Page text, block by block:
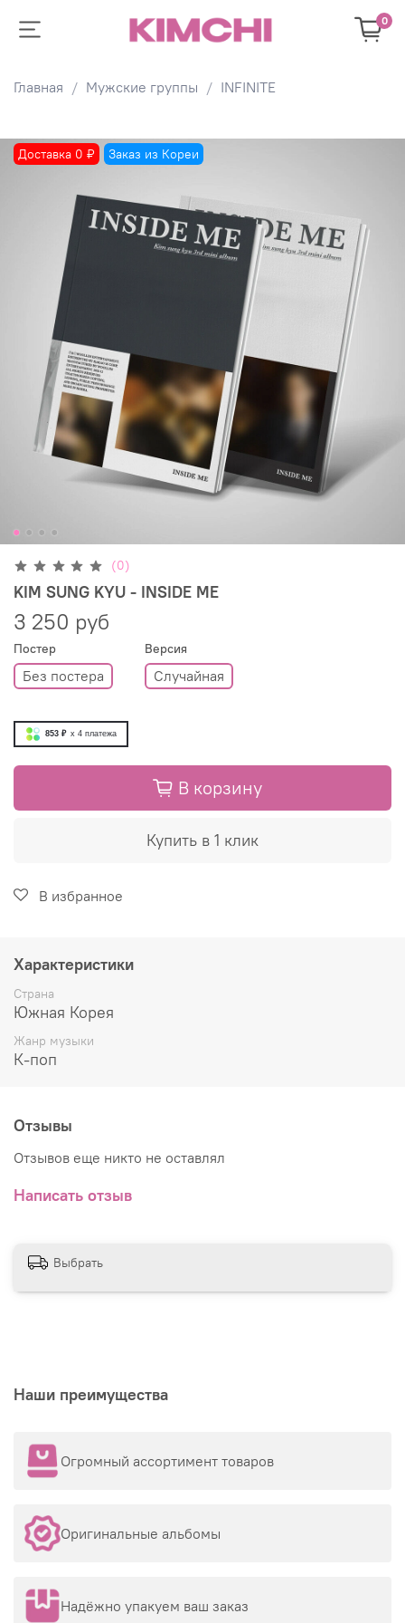
0
Главная Мужские группы INFINITE
Доставка 0 ₽ Заказ из Кореи
(0)
KIM SUNG KYU - INSIDE ME
3 250 руб
Постер
Без постера
Версия
Случайная
853 ₽ x 4 платежа
В корзину
Купить в 1 клик
В избранное
Характеристики
Страна
Южная Корея
Жанр музыки
К-поп
Отзывы
Отзывов еще никто не оставлял
Написать отзыв
Выбрать
Наши преимущества
Огромный ассортимент товаров
Оригинальные альбомы
Надёжно упакуем ваш заказ